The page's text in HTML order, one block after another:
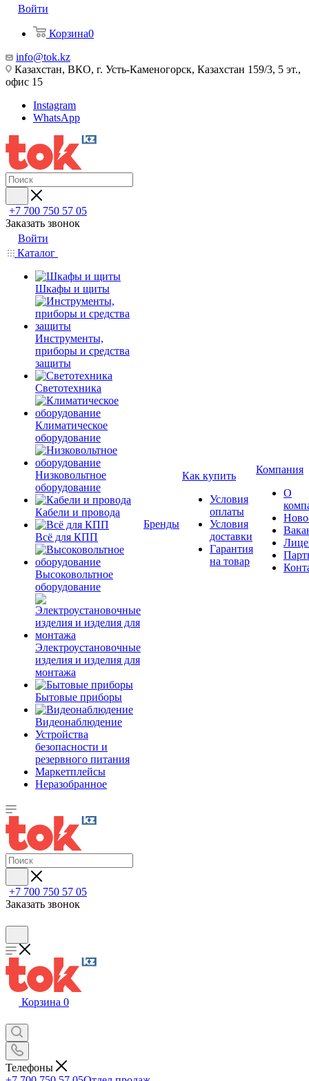
Войти
Корзина0
info@tok.kz
Казахстан, ВКО, г. Усть-Каменогорск, Казахстан 159/3, 5 эт.,
офис 15
Instagram
WhatsApp
+7 700 750 57 05
Заказать звонок
Войти
Каталог
Шкафы и щиты
Инструменты,
приборы и средства
защиты
Светотехника
Климатическое
оборудование
Низковольтное
оборудование
Кабели и провода
Всё для КПП
Высоковольтное
оборудование
Электроустановочные
изделия и изделия для
монтажа
Бытовые приборы
Видеонаблюдение
Устройства
безопасности и
резервного питания
Маркетплейсы
Неразобранное
Бренды
Как купить
Условия
оплаты
Условия
доставки
Гарантия
на товар
Компания
О
+7 700 750 57 05
Заказать звонок
Корзина 0
Телефоны